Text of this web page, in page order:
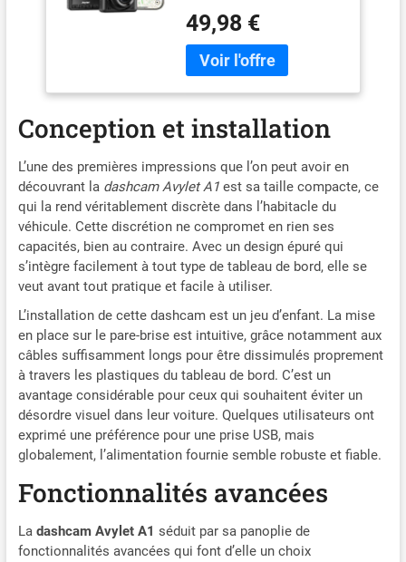
que plaques
d’immatriculation,
panneaux routiers et
1,3× plus claires que les
dashcams 1296P ; L’objectif
ultra grand angle de 170°
réduit les angles morts et
élargit la couverture de la
route. L’écran IPS intégré de
1,5" permet de vérifier l’état
en temps réel et de lire
rapidement les vidéos
(Astuce : si l’aperçu en
direct ne s’affiche pas,
assurez-vous d’être
connecté au Wi-Fi, puis
désactivez les données
mobiles et réessayez)📢
Carte mémoire non fournie
Contrôle via Application Wi-
Fi & Mise à Jour OTA : Grâce
vous à l’application Avylet
sans abonnement ; Ajustez
les paramètres, visionnez le
flux en direct et relisez les
49,98 €
Conception et installation
L’une des premières impressions que l’on peut avoir en
découvrant la dashcam Avylet A1est sa taille compacte, ce
qui la rend véritablement discrète dans l’habitacle du
véhicule. Cette discrétion ne compromet en rien ses
capacités, bien au contraire. Avec un design épuré qui
s’intègre facilement à tout type de tableau de bord, elle se
veut avant tout pratique et facile à utiliser.
L’installation de cette dashcam est un jeu d’enfant. La mise
en place sur le pare-brise est intuitive, grâce notamment aux
câbles suffisamment longs pour être dissimulés proprement
à travers les plastiques du tableau de bord. C’est un
avantage considérable pour ceux qui souhaitent éviter un
désordre visuel dans leur voiture. Quelques utilisateurs ont
exprimé une préférence pour une prise USB, mais
globalement, l’alimentation fournie semble robuste et fiable.
Fonctionnalités avancées
La dashcam Avylet A1 séduit par sa panoplie de
fonctionnalités avancées qui font d’elle un choix